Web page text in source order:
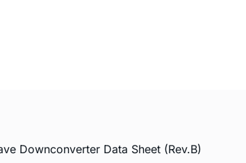
Downconverter Data Sheet (Rev.B)